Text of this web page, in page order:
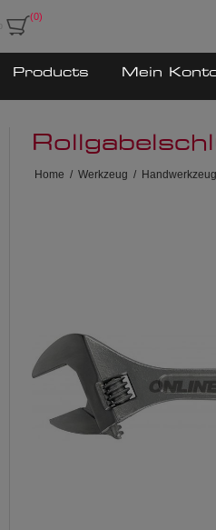
(0)
Products Mein
Home / Werkzeug / Handwerkzeug